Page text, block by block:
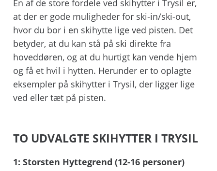
Én af de store fordele ved skihytter i Trysil er,
at der er gode muligheder for ski-in/ski-out,
hvor du bor i en skihytte lige ved pisten. Det
betyder, at du kan stå på ski direkte fra
hoveddøren, og at du hurtigt kan vende hjem
og få et hvil i hytten. Herunder er to oplagte
eksempler på skihytter i Trysil, der ligger lige
ved eller tæt på pisten.
TO UDVALGTE SKIHYTTER I TRYSIL
1: Storsten Hyttegrend (12-16 personer)